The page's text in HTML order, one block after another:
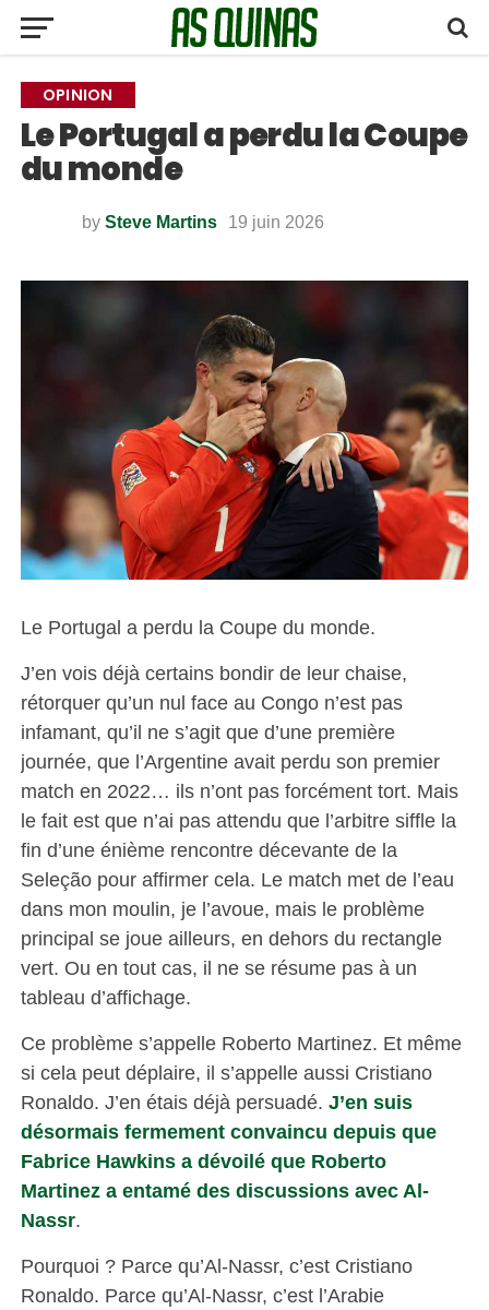
OPINION
Le Portugal a perdu la Coupe
du monde
by Steve Martins 19 juin 2026
Le Portugal a perdu la Coupe du monde.
J’en vois déjà certains bondir de leur chaise,
rétorquer qu’un nul face au Congo n’est pas
infamant, qu’il ne s’agit que d’une première
journée, que l’Argentine avait perdu son premier
match en 2022… ils n’ont pas forcément tort. Mais
le fait est que n’ai pas attendu que l’arbitre siffle la
fin d’une énième rencontre décevante de la
Seleção pour affirmer cela. Le match met de l’eau
dans mon moulin, je l’avoue, mais le problème
principal se joue ailleurs, en dehors du rectangle
vert. Ou en tout cas, il ne se résume pas à un
tableau d’affichage.
Ce problème s’appelle Roberto Martinez. Et même
si cela peut déplaire, il s’appelle aussi Cristiano
Ronaldo. J’en étais déjà persuadé. J’en suis
désormais fermement convaincu depuis que
Fabrice Hawkins a dévoilé que Roberto
Martinez a entamé des discussions avec Al-
Nassr.
Pourquoi ? Parce qu’Al-Nassr, c’est Cristiano
Ronaldo. Parce qu’Al-Nassr, c’est l’Arabie